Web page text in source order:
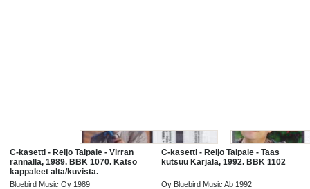
C-kasetti - Reijo Taipale - Virran
rannalla, 1989. BBK 1070. Katso
kappaleet alta/kuvista.
Bluebird Music Oy 1989
C-kasetti - Reijo Taipale - Taas
kutsuu Karjala, 1992. BBK 1102
Oy Bluebird Music Ab 1992